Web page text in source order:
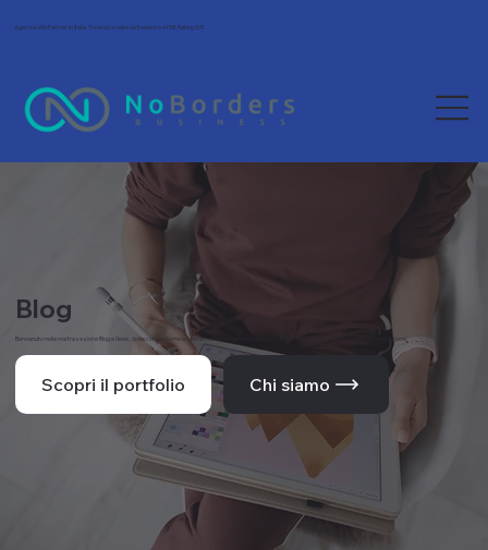
Agenzia Wix Partner in Italia. Tra le più scelte da freelance e PMI. Rating 5/5.
Blog
Benvenuto nella nostra sezione Blog e News, dove condividiamo le ultime novità, tendenze e approfondimenti dal mondo del web e della comunicazione.
Scopri il portfolio Chi siamo